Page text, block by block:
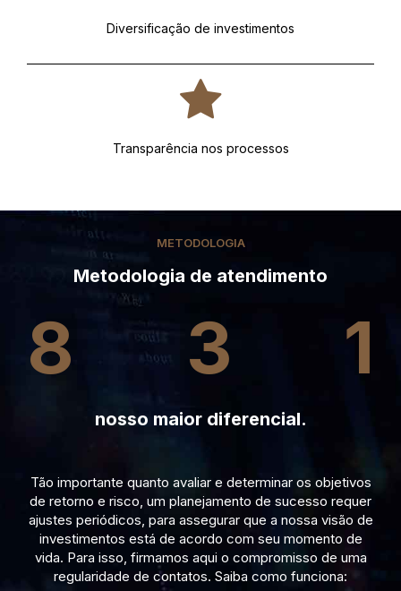
Diversificação de investimentos
Transparência nos processos
METODOLOGIA
Metodologia de atendimento
8 3 1
nosso maior diferencial.
Tão importante quanto avaliar e determinar os objetivos
de retorno e risco, um planejamento de sucesso requer
ajustes periódicos, para assegurar que a nossa visão de
investimentos está de acordo com seu momento de
vida. Para isso, firmamos aqui o compromisso de uma
regularidade de contatos. Saiba como funciona: